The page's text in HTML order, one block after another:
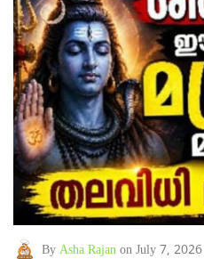
By Asha Rajan on July 7, 2026